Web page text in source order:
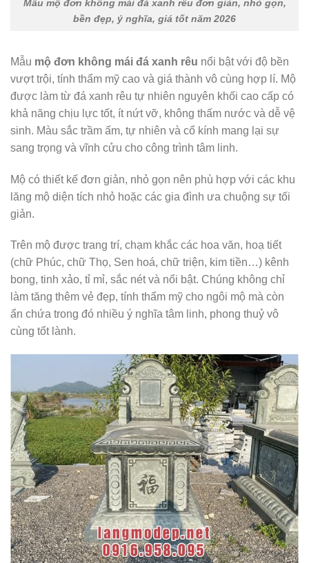
Mẫu mộ đơn không mái đá xanh rêu đơn giản, nhỏ gọn,
bền đẹp, ý nghĩa, giá tốt năm 2026
Mẫu mộ đơn không mái đá xanh rêu nổi bật với độ bền
vượt trội, tính thẩm mỹ cao và giá thành vô cùng hợp lí. Mộ
được làm từ đá xanh rêu tự nhiên nguyên khối cao cấp có
khả năng chịu lực tốt, ít nứt vỡ, không thấm nước và dễ vệ
sinh. Màu sắc trầm ấm, tự nhiên và cổ kính mang lại sự
sang trọng và vĩnh cửu cho công trình tâm linh.
Mộ có thiết kế đơn giản, nhỏ gọn nên phù hợp với các khu
lăng mộ diện tích nhỏ hoặc các gia đình ưa chuộng sự tối
giản.
Trên mộ được trang trí, chạm khắc các hoa văn, hoạ tiết
(chữ Phúc, chữ Thọ, Sen hoá, chữ triện, kim tiền…) kênh
bong, tinh xảo, tỉ mỉ, sắc nét và nổi bật. Chúng không chỉ
làm tăng thêm vẻ đẹp, tính thẩm mỹ cho ngôi mộ mà còn
ẩn chứa trong đó nhiều ý nghĩa tâm linh, phong thuỷ vô
cùng tốt lành.